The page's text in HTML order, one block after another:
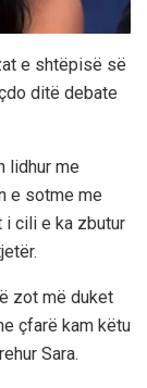
e shtëpisë së
ditë debate
lidhur me
e sotme me
i cili e ka zbutur
zot më duket
çfarë kam këtu
Sara.